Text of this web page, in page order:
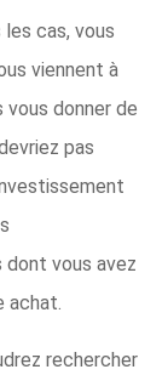
cas, vous
viennent à
vous donner de
pas
vous avez
achat.
rechercher